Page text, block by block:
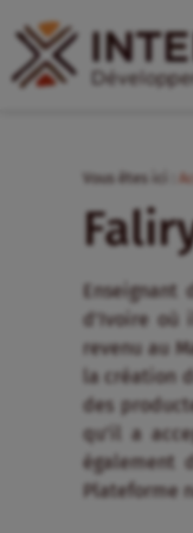
Vous êtes ici :
Enseignant
d’Ivoire
revenu au
la création
des
qu’il a
également
Plateforme